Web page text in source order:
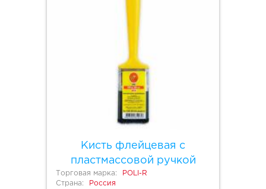
Кисть флейцевая с
пластмассовой ручкой
Торговая марка:
POLI-R
Страна:
Россия